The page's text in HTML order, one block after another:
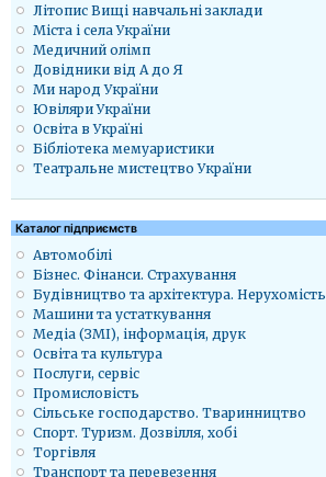
Літопис Вищі навчальні заклади
Міста і села України
Медичний олімп
Довідники від А до Я
Ми народ України
Ювіляри України
Освіта в Україні
Бібліотека мемуаристики
Театральне мистецтво України
Каталог підприємств
Автомобілі
Бізнес. Фінанси. Страхування
Будівництво та архітектура. Нерухомість
Машини та устаткування
Медіа (ЗМІ), інформація, друк
Освіта та культура
Послуги, сервіс
Промисловість
Сільське господарство. Тваринництво
Спорт. Туризм. Дозвілля, хобі
Торгівля
Транспорт та перевезення